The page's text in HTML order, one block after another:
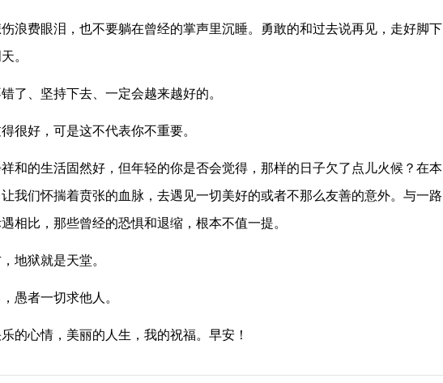
浪费眼泪，也不要躺在曾经的掌声里沉睡。勇敢的和过去说再见，走好脚下
。
了、坚持下去、一定会越来越好的。
很好，可是这不代表你不重要。
和的生活固然好，但年轻的你是否会觉得，那样的日子欠了点儿火候？在本
我们怀揣着贲张的血脉，去遇见一切美好的或者不那么友善的意外。与一路
相比，那些曾经的恐惧和退缩，根本不值一提。
地狱就是天堂。
愚者一切求他人。
的心情，美丽的人生，我的祝福。早安！